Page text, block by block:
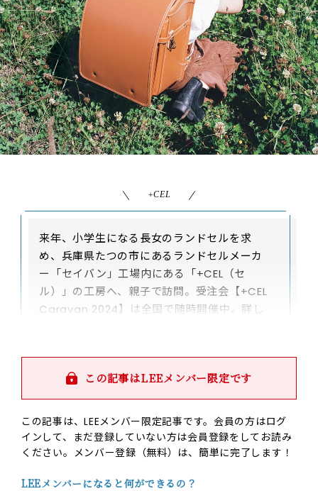
+CEL
来年、小学生になる長女のランドセルを求
め、兵庫県たつの市にあるランドセルメーカ
ー「セイバン」工場内にある「+CEL（セ
ル）」の工房へ、親子で訪問。受注会【+CEL
Caravan 2024】は全国で随時開催中。詳し
この記事はLEEメンバー限定です
この記事は、LEEメンバー限定記事です。会員の方はログ
インして、まだ登録していない方は会員登録をしてお読み
ください。メンバー登録（無料）は、簡単に完了します！
LEEメンバーになると何ができるの？